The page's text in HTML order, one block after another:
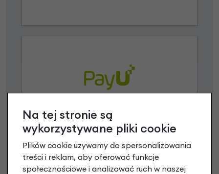
Raty 0%
3 miesiące nie płacisz
Raty do 60 miesięcy
Na tej stronie są
wykorzystywane pliki cookie
Plików cookie używamy do spersonalizowania
treści i reklam, aby oferować funkcje
społecznościowe i analizować ruch w naszej